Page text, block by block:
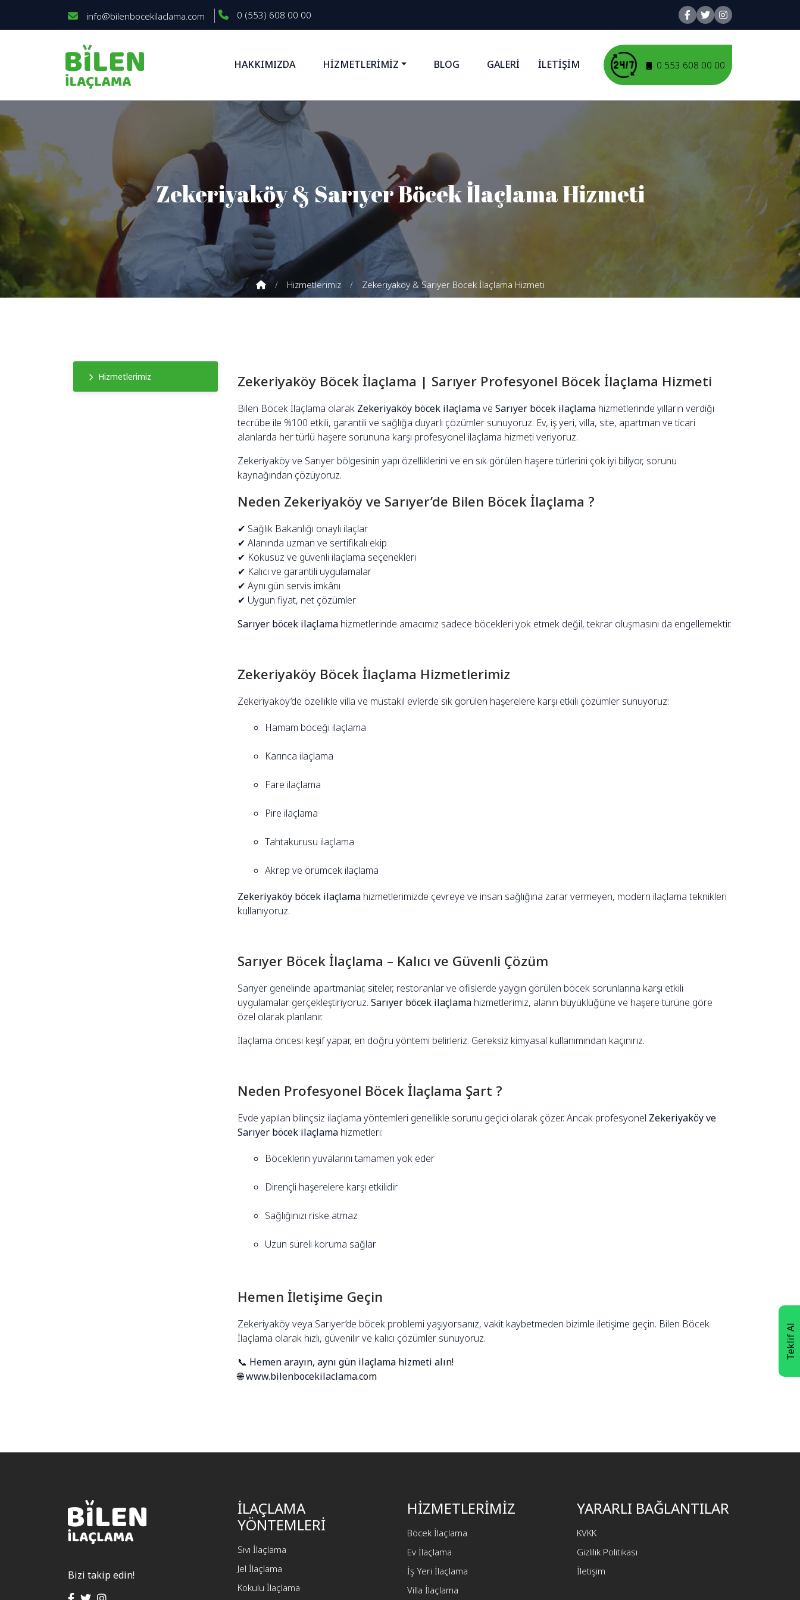
info@bilenbocekilaclama.com 0 (553) 608 00 00
HAKKIMIZDA HİZMETLERİMİZ BLOG GALERİ İLETİŞİM 0 553 608 00 00
Zekeriyaköy & Sarıyer Böcek İlaçlama Hizmeti
Hizmetlerimiz Zekeriyaköy & Sarıyer Böcek İlaçlama Hizmeti
Hizmetlerimiz Zekeriyaköy Böcek İlaçlama | Sarıyer Profesyonel Böcek İlaçlama Hizmeti
Bilen Böcek İlaçlama olarak Zekeriyaköy böcek ilaçlamave Sarıyer böcek ilaçlama hizmetlerinde yılların verdiği
tecrübe ile %100 etkili, garantili ve sağlığa duyarlı çözümler sunuyoruz. Ev, iş yeri, villa, site, apartman ve ticari
alanlarda her türlü haşere sorununa karşı profesyonel ilaçlama hizmeti veriyoruz.
Zekeriyaköy ve Sarıyer bölgesinin yapı özelliklerini ve en sık görülen haşere türlerini çok iyi biliyor, sorunu
kaynağından çözüyoruz.
Neden Zekeriyaköy ve Sarıyer’de Bilen Böcek İlaçlama ?
✔ Sağlık Bakanlığı onaylı ilaçlar
✔ Alanında uzman ve sertifikalı ekip
✔ Kokusuz ve güvenli ilaçlama seçenekleri
✔ Kalıcı ve garantili uygulamalar
✔ Aynı gün servis imkânı
✔ Uygun fiyat, net çözümler
Sarıyer böcek ilaçlama hizmetlerinde amacımız sadece böcekleri yok etmek değil, tekrar oluşmasını da engellemektir.
Zekeriyaköy Böcek İlaçlama Hizmetlerimiz
Zekeriyaköy’de özellikle villa ve müstakil evlerde sık görülen haşerelere karşı etkili çözümler sunuyoruz:
Hamam böceği ilaçlama
Karınca ilaçlama
Fare ilaçlama
Pire ilaçlama
Tahtakurusu ilaçlama
Akrep ve örümcek ilaçlama
Zekeriyaköy böcek ilaçlama hizmetlerimizde çevreye ve insan sağlığına zarar vermeyen, modern ilaçlama teknikleri
kullanıyoruz.
Sarıyer Böcek İlaçlama – Kalıcı ve Güvenli Çözüm
Sarıyer genelinde apartmanlar, siteler, restoranlar ve ofislerde yaygın görülen böcek sorunlarına karşı etkili
uygulamalar gerçekleştiriyoruz. Sarıyer böcek ilaçlama hizmetlerimiz, alanın büyüklüğüne ve haşere türüne göre
özel olarak planlanır.
İlaçlama öncesi keşif yapar, en doğru yöntemi belirleriz. Gereksiz kimyasal kullanımından kaçınırız.
Neden Profesyonel Böcek İlaçlama Şart ?
Evde yapılan bilinçsiz ilaçlama yöntemleri genellikle sorunu geçici olarak çözer. Ancak profesyonel Zekeriyaköy ve
Sarıyer böcek ilaçlama hizmetleri:
Böceklerin yuvalarını tamamen yok eder
Dirençli haşerelere karşı etkilidir
Sağlığınızı riske atmaz
Uzun süreli koruma sağlar
Hemen İletişime Geçin
Zekeriyaköy veya Sarıyer’de böcek problemi yaşıyorsanız, vakit kaybetmeden bizimle iletişime geçin. Bilen Böcek
İlaçlama olarak hızlı, güvenilir ve kalıcı çözümler sunuyoruz.
📞 Hemen arayın, aynı gün ilaçlama hizmeti alın!
🌐www.bilenbocekilaclama.com
Teklif Al
Bizi takip edin!
İLAÇLAMA
YÖNTEMLERİ
Sıvı İlaçlama
Jel İlaçlama
Kokulu İlaçlama
HİZMETLERİMİZ
Böcek İlaçlama
Ev İlaçlama
İş Yeri İlaçlama
Villa İlaçlama
YARARLI BAĞLANTILAR
KVKK
Gizlilik Politikası
İletişim